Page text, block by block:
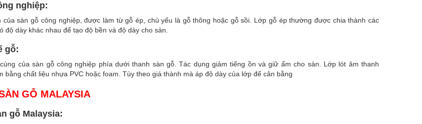
nghiệp:
sàn gỗ công nghiệp, được làm từ gỗ ép, chủ yếu là gỗ thông hoặc gỗ sồi. Lớp gỗ ép thường được chia thành các
độ dày khác nhau để tạo độ bền và độ dày cho sàn.
gỗ:
của sàn gỗ công nghiệp phía dưới thanh sàn gỗ. Tác dụng giảm tiếng ồn và giữ ấm cho sàn. Lớp lót âm thanh
bằng chất liệu nhựa PVC hoặc foam. Tùy theo giá thành mà áp độ dày của lớp đế cân bằng
GỖ MALAYSIA
gỗ Malaysia: